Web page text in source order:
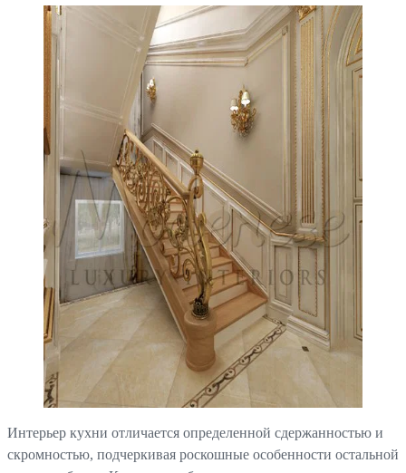
Интерьер кухни отличается определенной сдержанностью и
скромностью, подчеркивая роскошные особенности остальной